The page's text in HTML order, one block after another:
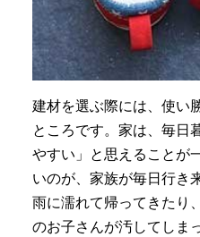
建材を選ぶ際には、使い
ところです。家は、毎日
やすい」と思えることが
いのが、家族が毎日行き
雨に濡れて帰ってきたり
のお子さんが汚してしま